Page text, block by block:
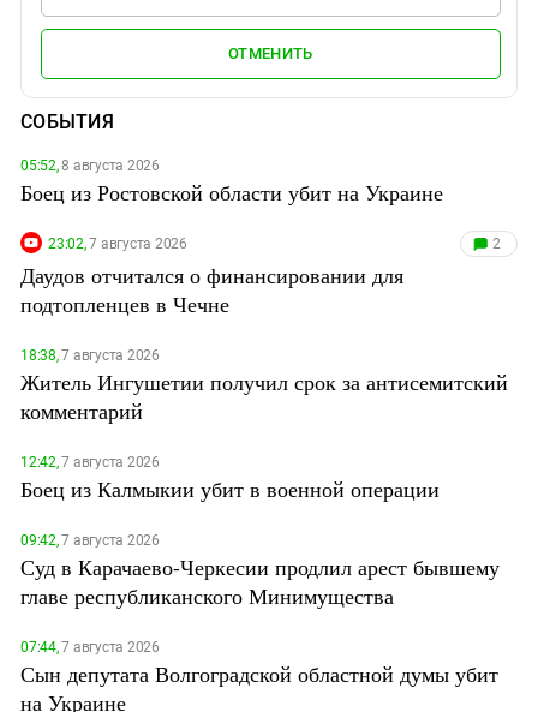
ОТМЕНИТЬ
СОБЫТИЯ
05:52,8 августа 2026
Боец из Ростовской области убит на Украине
23:02,7 августа 2026 2
Даудов отчитался о финансировании для
подтопленцев в Чечне
18:38,7 августа 2026
Житель Ингушетии получил срок за антисемитский
комментарий
12:42,7 августа 2026
Боец из Калмыкии убит в военной операции
09:42,7 августа 2026
Суд в Карачаево-Черкесии продлил арест бывшему
главе республиканского Минимущества
07:44,7 августа 2026
Сын депутата Волгоградской областной думы убит
на Украине